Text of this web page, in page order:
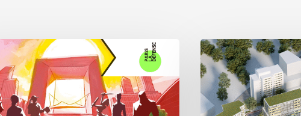
Avec
5
actes
signés
pour